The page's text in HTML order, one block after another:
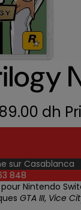
dh
sur Casablanca
848
pour Nintendo
GTA III, Vice